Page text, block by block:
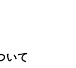
いて